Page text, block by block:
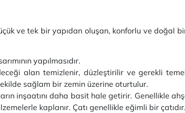
ve tek bir yapıdan oluşan, konforlu ve doğal
yapılmasıdır.
alan temizlenir, düzleştirilir ve gerekli temel
sağlam bir zemin üzerine oturtulur.
inşaatını daha basit hale getirir. Genellikle
kaplanır. Çatı genellikle eğimli bir çatıdır.